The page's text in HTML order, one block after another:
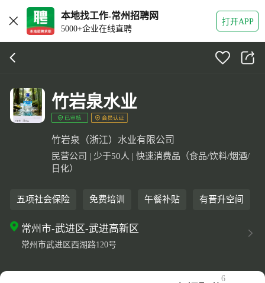
本地找工作-常州招聘网
5000+企业在线直聘
打开APP
竹岩泉水业
竹岩泉（浙江）水业有限公司
民营公司 | 少于50人 | 快速消费品（食品/饮料/烟酒/
日化）
五项社会保险 免费培训 午餐补贴 有晋升空间
常州市-武进区-武进高新区
常州市武进区西湖路120号
6